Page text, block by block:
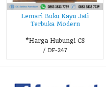
Lemari Buku Kayu Jati
Terbuka Modern
*Harga Hubungi CS
/ DF-247